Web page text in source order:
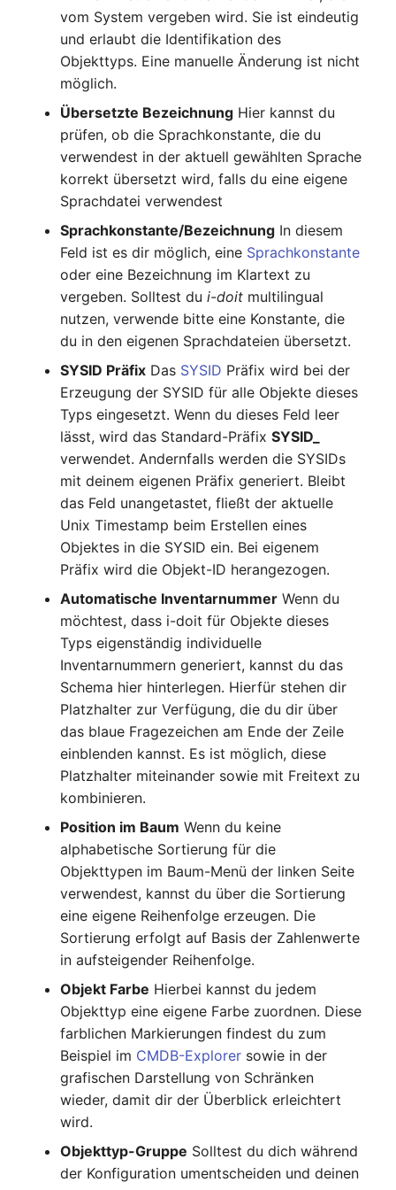
changelog-aeltere-
versionen
E-Mail-Adressen
Faser/Ader
FC-Port
Formfaktor
Freigabe
Freigabenzugriff
Gastsysteme
Grafikkarte
Gruppenmitgliedschaft
Handbuchzuweisung
Hostadapter (HBA)
Hostadresse
Installation
IP-Liste
Kontaktzuweisung
Listener
Lizenzschlüssel
Logbuch
Login
Logische Geräte (Client)
Logische Geräte (LDEV
Server)
Mobilfunk
Mobiltelefon
Monitor
Netzbereich
Netzersatzanlage
Notfallplan
Objektgruppe
Organisation
Patchfeld
Personengruppen
Printbox
Rack-Segment
Remote Management
Controller
Replikationsobjekt
SAN Zoning
Schrank
Service
SIM-Karte
Speichersystem
Stacking
Steckdosenleiste
Supernet
Switch
vom System vergeben wird. Sie ist eindeutig
und erlaubt die Identifikation des
Objekttyps. Eine manuelle Änderung ist nicht
möglich.
Übersetzte Bezeichnung Hier kannst du
prüfen, ob die Sprachkonstante, die du
verwendest in der aktuell gewählten Sprache
korrekt übersetzt wird, falls du eine eigene
Sprachdatei verwendest
Sprachkonstante/Bezeichnung In diesem
Feld ist es dir möglich, eine Sprachkonstante
oder eine Bezeichnung im Klartext zu
vergeben. Solltest dui-doit multilingual
nutzen, verwende bitte eine Konstante, die
du in den eigenen Sprachdateien übersetzt.
SYSID Präfix Das SYSID Präfix wird bei der
Erzeugung der SYSID für alle Objekte dieses
Typs eingesetzt. Wenn du dieses Feld leer
lässt, wird das Standard-PräfixSYSID_
verwendet. Andernfalls werden die SYSIDs
mit deinem eigenen Präfix generiert. Bleibt
das Feld unangetastet, fließt der aktuelle
Unix Timestamp beim Erstellen eines
Objektes in die SYSID ein. Bei eigenem
Präfix wird die Objekt-ID herangezogen.
Automatische Inventarnummer Wenn du
möchtest, dass i-doit für Objekte dieses
Typs eigenständig individuelle
Inventarnummern generiert, kannst du das
Schema hier hinterlegen. Hierfür stehen dir
Platzhalter zur Verfügung, die du dir über
das blaue Fragezeichen am Ende der Zeile
einblenden kannst. Es ist möglich, diese
Platzhalter miteinander sowie mit Freitext zu
kombinieren.
Position im Baum Wenn du keine
alphabetische Sortierung für die
Objekttypen im Baum-Menü der linken Seite
verwendest, kannst du über die Sortierung
eine eigene Reihenfolge erzeugen. Die
Sortierung erfolgt auf Basis der Zahlenwerte
in aufsteigender Reihenfolge.
Objekt Farbe Hierbei kannst du jedem
Objekttyp eine eigene Farbe zuordnen. Diese
farblichen Markierungen findest du zum
Beispiel im CMDB-Explorer sowie in der
grafischen Darstellung von Schränken
wieder, damit dir der Überblick erleichtert
wird.
Objekttyp-Gruppe Solltest du dich während
der Konfiguration umentscheiden und deinen